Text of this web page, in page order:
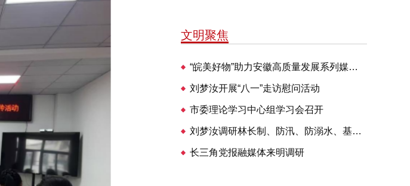
文明聚焦
“皖美好物”助力安徽高质量发展系列媒体见面会走进明光
刘梦汝开展“八一”走访慰问活动
市委理论学习中心组学习会召开
刘梦汝调研林长制、防汛、防溺水、基层治理等工作
长三角党报融媒体来明调研